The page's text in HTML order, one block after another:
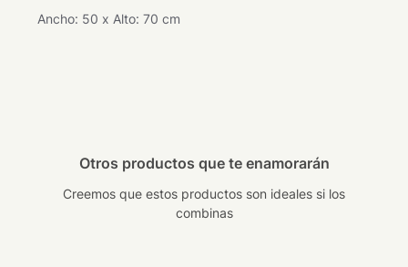
Ancho: 50 x Alto: 70 cm
Otros productos que te enamorarán
Creemos que estos productos son ideales si los
combinas